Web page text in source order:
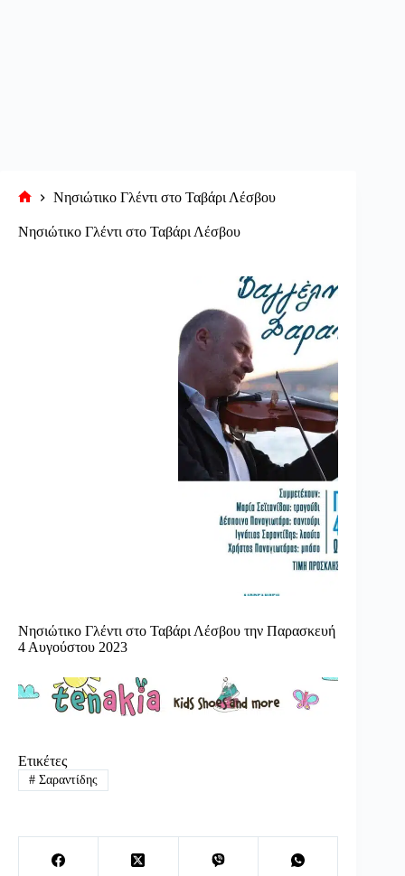
σελίδα
Νησιώτικο Γλέντι στο Ταβάρι Λέσβου
Νησιώτικο Γλέντι στο Ταβάρι Λέσβου
Νησιώτικο Γλέντι στο Ταβάρι Λέσβου την Παρασκευή
4 Αυγούστου 2023
Ετικέτες
#Σαραντίδης